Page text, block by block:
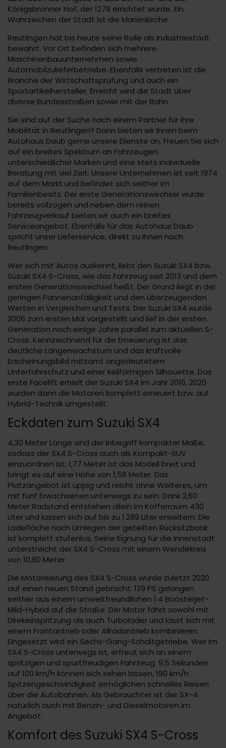
Königsbronner Hof, der 1278 errichtet wurde. Ein
Wahrzeichen der Stadt ist die Marienkirche.
Reutlingen hat bis heute seine Rolle als Industriestadt
bewahrt. Vor Ort befinden sich mehrere
Maschinenbauunternehmen sowie
Automobilzulieferbetriebe. Ebenfalls vertreten ist die
Branche der Wirtschaftsprüfung und auch ein
Sportartikelhersteller. Erreicht wird die Stadt über
diverse Bundesstraßen sowie mit der Bahn.
Sie sind auf der Suche nach einem Partner für Ihre
Mobilität in Reutlingen? Dann bieten wir Ihnen beim
Autohaus Daub gerne unsere Dienste an. Freuen Sie sich
auf ein breites Spektrum an Fahrzeugen
unterschiedlicher Marken und eine stets individuelle
Beratung mit viel Zeit. Unsere Unternehmen ist seit 1974
auf dem Markt und befindet sich seither im
Familienbesitz. Der erste Generationswechsel wurde
bereits vollzogen und neben dem reinen
Fahrzeugverkauf bieten wir auch ein breites
Serviceangebot. Ebenfalls für das Autohaus Daub
spricht unser Lieferservice, direkt zu Ihnen nach
Reutlingen.
Wer sich mit Autos auskennt, liebt den Suzuki SX4 bzw.
Suzuki SX4 S-Cross, wie das Fahrzeug seit 2013 und dem
ersten Generationswechsel heißt. Der Grund liegt in der
geringen Pannenanfälligkeit und den überzeugenden
Werten in Vergleichen und Tests. Der Suzuki SX4 wurde
2006 zum ersten Mal vorgestellt und lief in der ersten
Generation noch einige Jahre parallel zum aktuellen S-
Cross. Kennzeichnend für die Erneuerung ist das
deutliche Längenwachstum und das kraftvolle
Erscheinungsbild mitsamt angedeutetem
Unterfahrschutz und einer keilförmigen Silhouette. Das
erste Facelift erhielt der Suzuki SX4 im Jahr 2016, 2020
wurden dann die Motoren komplett erneuert bzw. auf
Hybrid-Technik umgestellt.
Eckdaten zum Suzuki SX4
4,30 Meter Länge sind der Inbegriff kompakter Maße,
sodass der SX4 S-Cross auch als Kompakt-SUV
einzuordnen ist. 1,77 Meter ist das Modell breit und
bringt es auf eine Höhe von 1,58 Meter. Das
Platzangebot ist üppig und reicht ohne Weiteres, um
mit fünf Erwachsenen unterwegs zu sein. Dank 2,60
Meter Radstand entstehen allein im Kofferraum 430
Liter und lassen sich auf bis zu 1.289 Liter erweitern. Die
Ladefläche nach Umlegen der geteilten Rücksitzbank
ist komplett stufenlos. Seine Eignung für die Innenstadt
unterstreicht der SX4 S-Cross mit einem Wendekreis
von 10,80 Meter.
Die Motorisierung des SX4 S-Cross wurde zuletzt 2020
auf einen neuen Stand gebracht. 129 PS gelangen
seither aus einem umweltfreundlichen 1.4 Boosterjet-
Mild-Hybrid auf die Straße. Der Motor fährt sowohl mit
Direkeinspritzung als auch Turbolader und lässt sich mit
einem Frontantrieb oder Allradantrieb kombinieren.
Eingesetzt wird ein Sechs-Gang-Schaltgetriebe. Wer im
SX4 S-Cross unterwegs ist, erfreut sich an einem
spritzigen und spurtfreudigen Fahrzeug. 9,5 Sekunden
auf 100 km/h können sich sehen lassen, 190 km/h
Spitzengeschwindigkeit ermöglichen schnelles Reisen
über die Autobahnen. Als Gebrauchter ist der SX-4
natürlich auch mit Benzin- und Dieselmotoren im
Angebot.
Komfort des Suzuki SX4 S-Cross